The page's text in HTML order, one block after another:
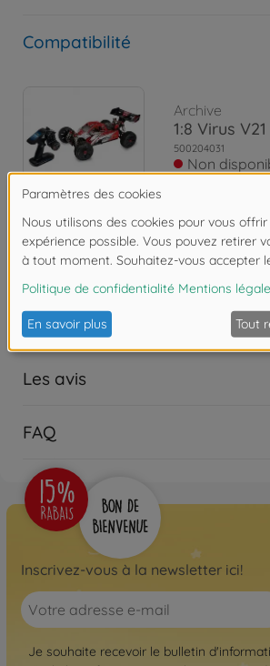
Compatibilité
Archive
1:8 Virus
500204031
Non
Archive
1:8 Virus
Non
Les avis
FAQ
Inscrivez-vous à la newsletter ici!
Je souhaite recevoir le bulletin